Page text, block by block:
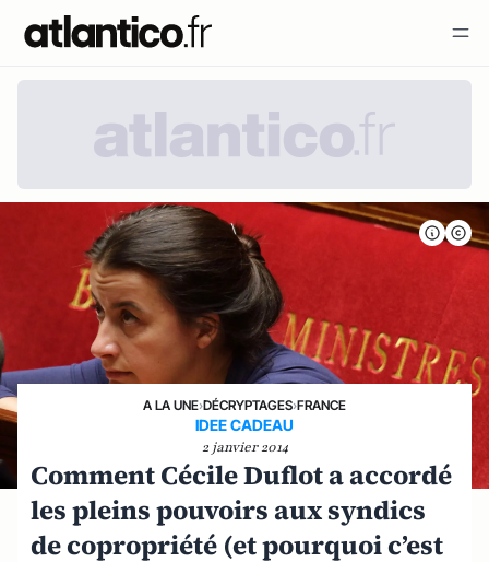
A LA UNE›DÉCRYPTAGES›FRANCE
IDEE CADEAU
2 janvier 2014
Comment Cécile Duflot a accordé
les pleins pouvoirs aux syndics
de copropriété (et pourquoi c’est